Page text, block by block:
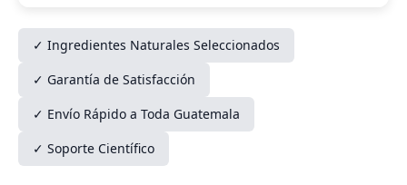
✓ Ingredientes Naturales Seleccionados
✓ Garantía de Satisfacción
✓ Envío Rápido a Toda Guatemala
✓ Soporte Científico